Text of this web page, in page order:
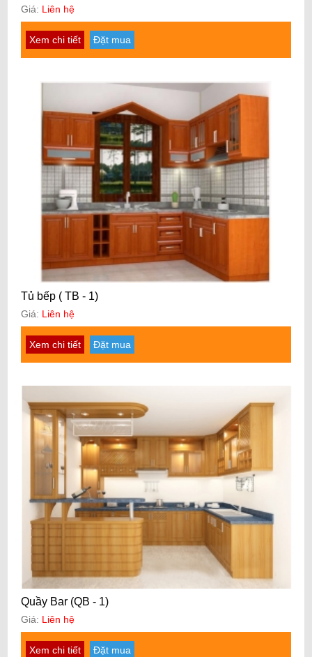
Giá: Liên hệ
Xem chi tiết Đặt mua
Tủ bếp ( TB - 1)
Giá: Liên hệ
Xem chi tiết Đặt mua
Quầy Bar (QB - 1)
Giá: Liên hệ
Xem chi tiết Đặt mua